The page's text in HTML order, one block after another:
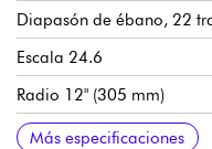
Diapasón de ébano, 22
Escala 24.6
Radio 12" (305 mm)
Anchura de cejuela
Pastillas de doble bobina
Volumen 1 (pastilla de
Volumen 2 (pastilla de
Volumen Master
Tono Master
Selector de pastillas 3x
Selector de tono 3x
Puente Gretsch Adjusto-
Cordal vibrato Bigsby B3CB
Clavijas de afinación
Barniz nitrocelulósico
Se vende con estuche
Más especificaciones